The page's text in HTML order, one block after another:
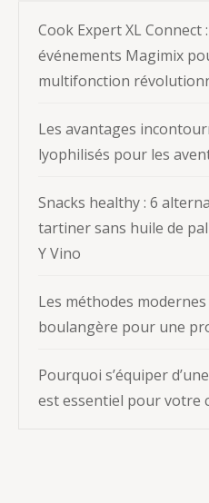
Cook Expert XL Connect
événements Magimix
multifonction
Les avantages
lyophilisés pour les
Snacks healthy : 6
tartiner sans huile de
Y Vino
Les méthodes
boulangère pour une
Pourquoi s’équiper
est essentiel pour votre